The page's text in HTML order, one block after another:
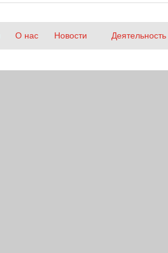
О нас Новости Деятельность